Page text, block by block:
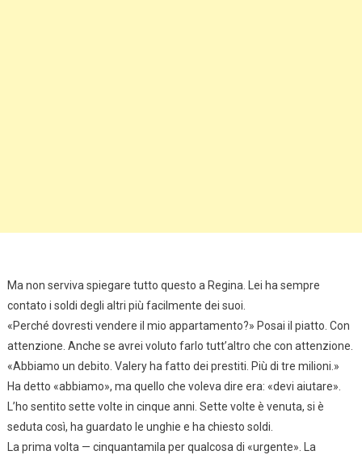
Ma non serviva spiegare tutto questo a Regina. Lei ha sempre
contato i soldi degli altri più facilmente dei suoi.
«Perché dovresti vendere il mio appartamento?» Posai il piatto. Con
attenzione. Anche se avrei voluto farlo tutt’altro che con attenzione.
«Abbiamo un debito. Valery ha fatto dei prestiti. Più di tre milioni.»
Ha detto «abbiamo», ma quello che voleva dire era: «devi aiutare».
L’ho sentito sette volte in cinque anni. Sette volte è venuta, si è
seduta così, ha guardato le unghie e ha chiesto soldi.
La prima volta — cinquantamila per qualcosa di «urgente». La